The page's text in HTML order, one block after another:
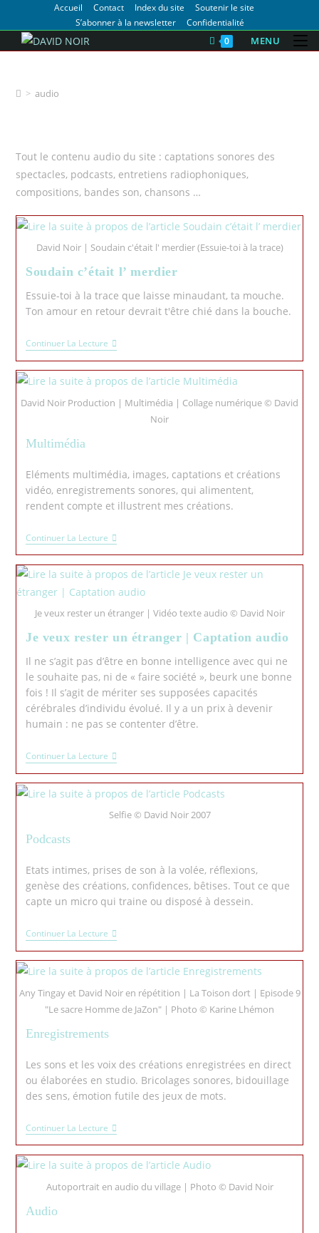
Accueil Contact Index du site
Soutenir le site
S’abonner à la newsletter
Confidentialité
0
MENU
> audio
Tout le contenu audio du site : captations sonores des
spectacles, podcasts, entretiens radiophoniques,
compositions, bandes son, chansons …
David Noir | Soudain c'était l' merdier (Essuie-toi à la trace)
Soudain c’était l’ merdier
Essuie-toi à la trace que laisse minaudant, ta mouche.
Ton amour en retour devrait t'être chié dans la bouche.
Continuer La Lecture
David Noir Production | Multimédia | Collage numérique © David
Noir
Multimédia
Eléments multimédia, images, captations et créations
vidéo, enregistrements sonores, qui alimentent,
rendent compte et illustrent mes créations.
Continuer La Lecture
Je veux rester un étranger | Vidéo texte audio © David Noir
Je veux rester un étranger | Captation audio
Il ne s’agit pas d’être en bonne intelligence avec qui ne
le souhaite pas, ni de « faire société », beurk une bonne
fois ! Il s’agit de mériter ses supposées capacités
cérébrales d’individu évolué. Il y a un prix à devenir
humain : ne pas se contenter d’être.
Continuer La Lecture
Selfie © David Noir 2007
Podcasts
Etats intimes, prises de son à la volée, réflexions,
genèse des créations, confidences, bêtises. Tout ce que
capte un micro qui traine ou disposé à dessein.
Continuer La Lecture
Any Tingay et David Noir en répétition | La Toison dort | Episode 9
"Le sacre Homme de JaZon" | Photo © Karine Lhémon
Enregistrements
Les sons et les voix des créations enregistrées en direct
ou élaborées en studio. Bricolages sonores, bidouillage
des sens, émotion futile des jeux de mots.
Continuer La Lecture
Autoportrait en audio du village | Photo © David Noir
Audio